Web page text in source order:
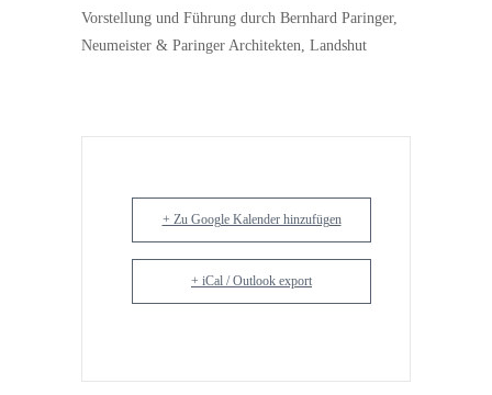
Vorstellung und Führung durch Bernhard Paringer,
Neumeister & Paringer Architekten, Landshut
+ Zu Google Kalender hinzufügen
+ iCal / Outlook export